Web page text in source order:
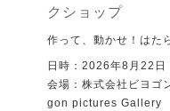
クショップ
作って、動かせ！はた
日時：2026年8月22日
会場：株式会社ビヨ
gon pictures Gallery